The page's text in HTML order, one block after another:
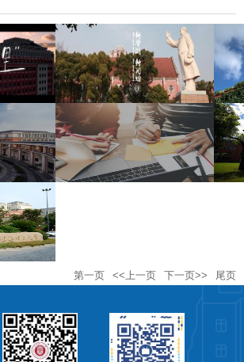
第一页 <<上一页 下一页>> 尾页